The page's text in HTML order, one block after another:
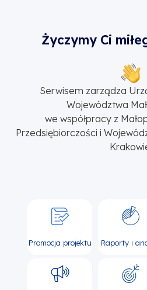
Życzymy Ci
Serwisem zarządza
Województwa
we współpracy z
Przedsiębiorczości i
Promocja projektu Raporty i